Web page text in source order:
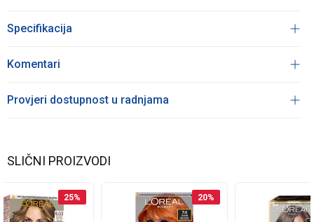
Specifikacija
Komentari
Provjeri dostupnost u radnjama
SLIČNI PROIZVODI
25% 20%